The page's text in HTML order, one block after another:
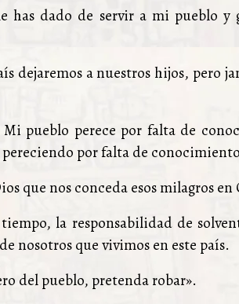
has dado de servir a mi pueblo y
dejaremos a nuestros hijos, pero
pueblo perece por falta de
pereciendo por falta de
que nos conceda esos milagros en
la responsabilidad de
nosotros que vivimos en este país.
del pueblo, pretenda robar».